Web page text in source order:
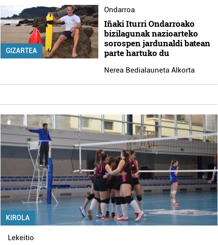
GIZARTEA
Ondarroa
Iñaki Iturri Ondarroako
bizilagunak nazioarteko
sorospen jardunaldi batean
parte hartuko du
Nerea Bedialauneta Alkorta
KIROLA
Lekeitio